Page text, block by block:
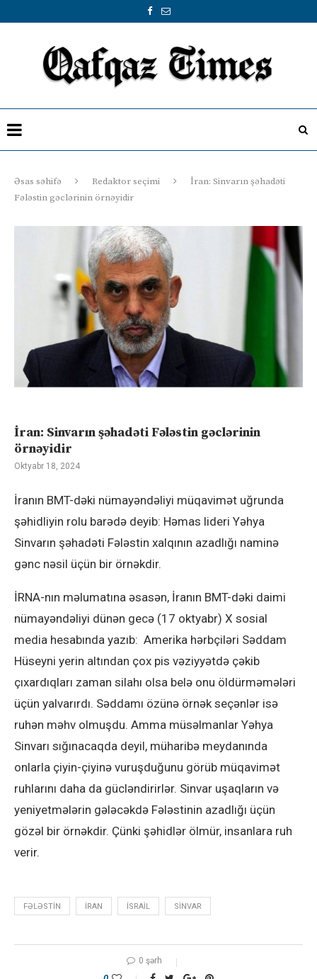
Əsas səhifə Redaktor seçimi
İran: Sinvarın şəhadəti
Fələstin gəclərinin örnəyidir
İran: Sinvarın şəhadəti Fələstin gəclərinin
örnəyidir
Oktyabr 18, 2024
İranın BMT-dəki nümayəndəliyi müqavimət uğrunda
şəhidliyin rolu barədə deyib: Həmas lideri Yəhya
Sinvarın şəhadəti Fələstin xalqının azadlığı naminə
gənc nəsil üçün bir örnəkdir.
İRNA-nın məlumatına əsasən, İranın BMT-dəki daimi
nümayəndəliyi dünən gecə (17 oktyabr) X sosial
media hesabında yazıb: Amerika hərbçiləri Səddam
Hüseyni yerin altından çox pis vəziyyətdə çəkib
çıxardıqları zaman silahı olsa belə onu öldürməmələri
üçün yalvarırdı. Səddamı özünə örnək seçənlər isə
ruhən məhv olmuşdu. Amma müsəlmanlar Yəhya
Sinvarı sığınacaqda deyil, müharibə meydanında
onlarla çiyin-çiyinə vuruşduğunu görüb müqavimət
ruhlarını daha da gücləndirirlər. Sinvar uşaqların və
yeniyetmələrin gələcəkdə Fələstinin azadlığı üçün
gözəl bir örnəkdir. Çünki şəhidlər ölmür, insanlara ruh
verir.
FƏLƏSTIN IRAN ISRAIL SINVAR
0 şərh